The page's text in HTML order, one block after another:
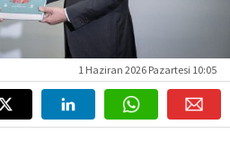
1 Haziran 2026 Pazartesi 10:05